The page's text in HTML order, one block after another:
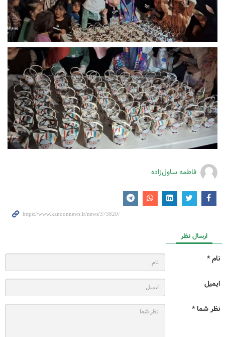
فاطمه ساول‌زاده
ارسال نظر
نام *
ایمیل
نظر شما *